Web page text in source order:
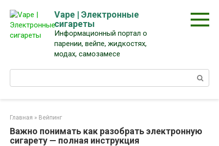
контенту
Vape | Электронные
сигареты
Информационный портал о
парении, вейпе, жидкостях,
модах, самозамесе
Главная » Вейпинг
Важно понимать как разобрать электронную
сигарету — полная инструкция